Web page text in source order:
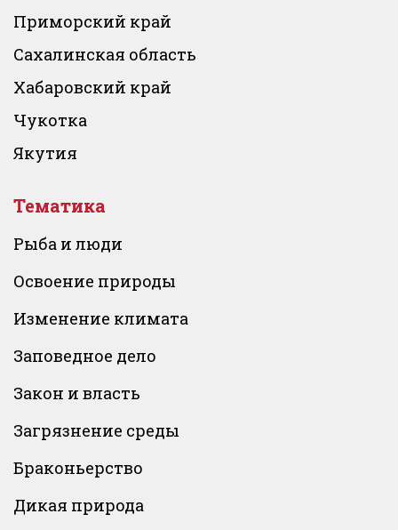
Приморский край
Сахалинская область
Хабаровский край
Чукотка
Якутия
Тематика
Рыба и люди
Освоение природы
Изменение климата
Заповедное дело
Закон и власть
Загрязнение среды
Браконьерство
Дикая природа